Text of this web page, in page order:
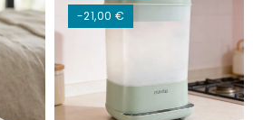
-21,00 €